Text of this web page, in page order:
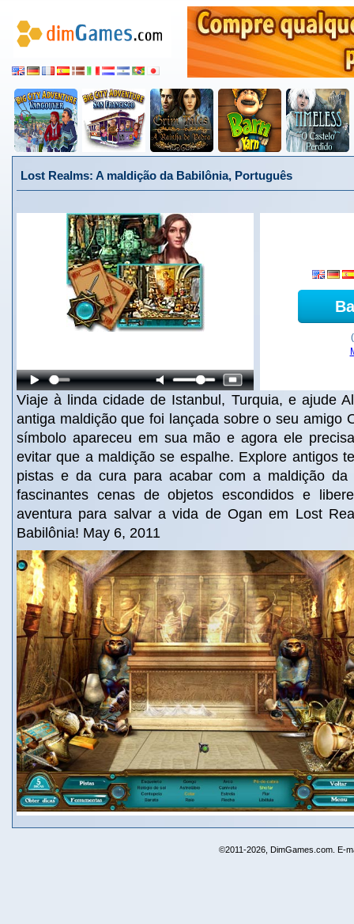
Lost Realms: A maldição da Babilônia, Português
Viaje à linda cidade de Istanbul, Turquia, e ajude
antiga maldição que foi lançada sobre o seu amigo
símbolo apareceu em sua mão e agora ele
evitar que a maldição se espalhe. Explore antigos
pistas e da cura para acabar com a maldição da
fascinantes cenas de objetos escondidos e
aventura para salvar a vida de Ogan em Lost
Babilônia! May 6, 2011
©2011-2026, DimGames.com. E-